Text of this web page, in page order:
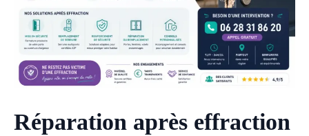
Réparation après effraction